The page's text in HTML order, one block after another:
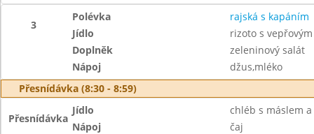
3
Polévka
rajská s kapáním
Jídlo
rizoto s
Doplněk
zeleninový salát
Nápoj
džus,mléko
Přesnídávka (8:30 - 8:59)
Přesnídávka
Jídlo
chléb s máslem
Nápoj
čaj